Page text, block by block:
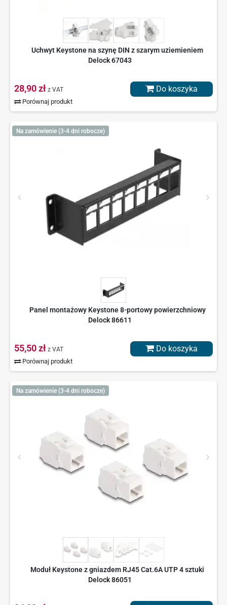
Uchwyt Keystone na szynę DIN z szarym uziemieniem
Delock 67043
28,90 zł z VAT
Porównaj produkt
Do koszyka
Na zamówienie (3-4 dni robocze)
Panel montażowy Keystone 8-portowy powierzchniowy
Delock 86611
55,50 zł z VAT
Porównaj produkt
Do koszyka
Na zamówienie (3-4 dni robocze)
Moduł Keystone z gniazdem RJ45 Cat.6A UTP 4 sztuki
Delock 86051